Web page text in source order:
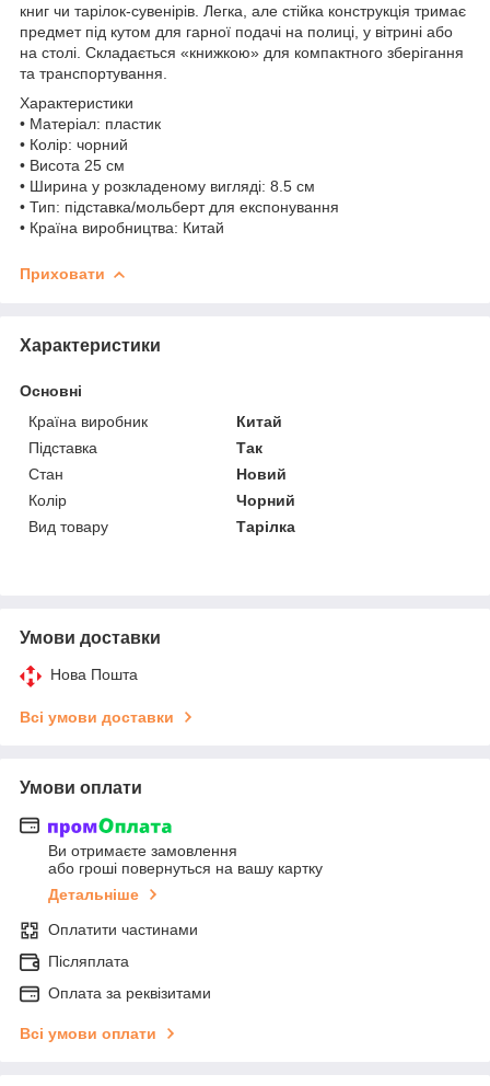
книг чи тарілок-сувенірів. Легка, але стійка конструкція тримає
предмет під кутом для гарної подачі на полиці, у вітрині або
на столі. Складається «книжкою» для компактного зберігання
та транспортування.
Характеристики
• Матеріал: пластик
• Колір: чорний
• Висота 25 см
• Ширина у розкладеному вигляді: 8.5 см
• Тип: підставка/мольберт для експонування
• Країна виробництва: Китай
Приховати
Характеристики
Основні
Країна виробник
Китай
Підставка
Так
Стан
Новий
Колір
Чорний
Вид товару
Тарілка
Умови доставки
Нова Пошта
Всі умови доставки
Умови оплати
Ви отримаєте замовлення
або гроші повернуться на вашу картку
Детальніше
Оплатити частинами
Післяплата
Оплата за реквізитами
Всі умови оплати